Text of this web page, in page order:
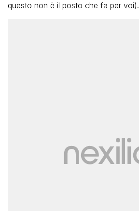
questo non è il posto che fa per voi).